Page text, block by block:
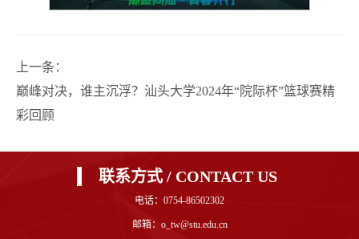
上一条：
巅峰对决，谁主沉浮？汕头大学2024年“院际杯”篮球赛精
彩回顾
联系方式 / CONTACT US
电话：0754-86502302
邮箱：o_tw@stu.edu.cn